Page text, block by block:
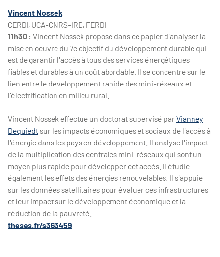
Vincent Nossek
CERDI, UCA-CNRS-IRD, FERDI
11h30 : Vincent Nossek propose dans ce papier d'analyser la
mise en oeuvre du 7e objectif du développement durable qui
est de garantir l'accès à tous des services énergétiques
fiables et durables à un coût abordable. Il se concentre sur le
lien entre le développement rapide des mini-réseaux et
l'électrification en milieu rural.
Vincent Nossek effectue un doctorat supervisé parVianney
Dequiedtsur les impacts économiques et sociaux de l'accès à
l'énergie dans les pays en développement. Il analyse l'impact
de la multiplication des centrales mini-réseaux qui sont un
moyen plus rapide pour développer cet accès. Il étudie
également les effets des énergies renouvelables. Il s'appuie
sur les données satellitaires pour évaluer ces infrastructures
et leur impact sur le développement économique et la
réduction de la pauvreté.
theses.fr/s363459